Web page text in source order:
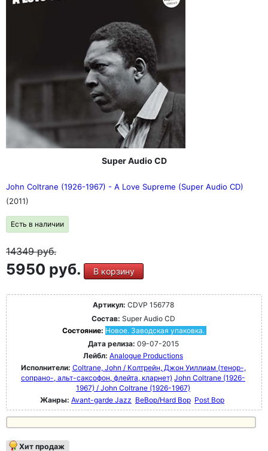
Super Audio CD
John Coltrane (1926-1967) - A Love Supreme (Super Audio CD)
(2011)
Есть в наличии
14349руб.
5950 руб. В корзину
Артикул: CDVP 156778
Состав: Super Audio CD
Состояние: Новое. Заводская упаковка.
Дата релиза: 09-07-2015
Лейбл: Analogue Productions
Исполнители: Coltrane, John / Колтрейн, Джон Уиллиам (тенор-,
сопрано-, альт-саксофон, флейта, кларнет) John Coltrane (1926-
1967) / John Coltrane (1926-1967)
Жанры: Avant-garde Jazz BeBop/Hard Bop Post Bop
Хит продаж